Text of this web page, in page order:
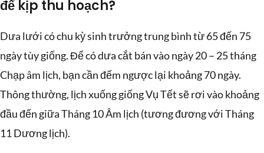
để kịp thu hoạch?
Dưa lưới có chu kỳ sinh trưởng trung bình từ 65 đến 75
ngày tùy giống. Để có dưa cắt bán vào ngày 20 – 25 tháng
Chạp âm lịch, bạn cần đếm ngược lại khoảng 70 ngày.
Thông thường, lịch xuống giống Vụ Tết sẽ rơi vào khoảng
đầu đến giữa Tháng 10 Âm lịch (tương đương với Tháng
11 Dương lịch).